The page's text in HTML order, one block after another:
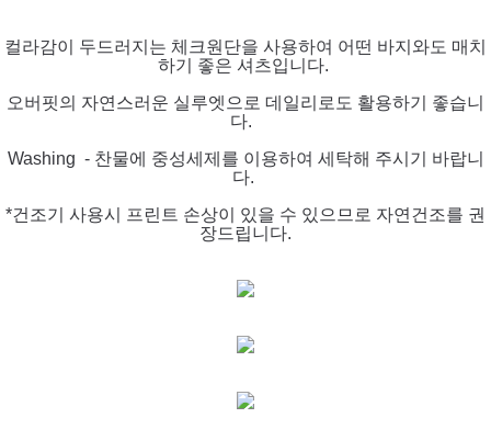
컬라감이 두드러지는 체크원단을 사용하여 어떤 바지와도 매치
하기 좋은 셔츠입니다.
오버핏의 자연스러운 실루엣으로 데일리로도 활용하기 좋습니
다.
Washing - 찬물에 중성세제를 이용하여 세탁해 주시기 바랍니
다.
*건조기 사용시 프린트 손상이 있을 수 있으므로 자연건조를 권
장드립니다.